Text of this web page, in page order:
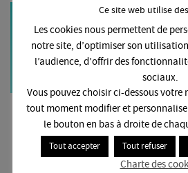
PRENDRE
RENDEZ-VOUS
AVEC UN PSYCHOLOGUE
EST-CE QUE JE FAIS
UNE
Ce site web utilise
Les cookies nous permettent de
notre site, d’optimiser son
l’audience, d’offrir des
sociaux.
Vous pouvez choisir ci-dessous votre
tout moment modifier et
le bouton en bas à droite de
Tout accepter Tout refuser
Charte des